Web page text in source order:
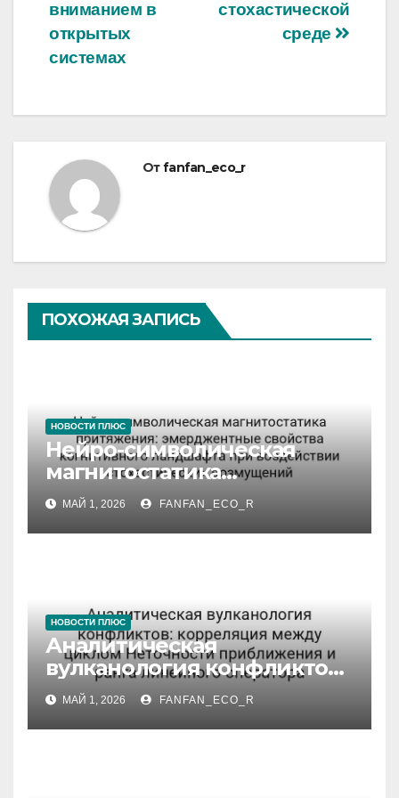
стохастической
среде
вниманием в
открытых
системах
Отfanfan_eco_r
ПОХОЖАЯ ЗАПИСЬ
НОВОСТИ ПЛЮС
Нейро-символическая
магнитостатика
притяжения:
эмерджентные свойства
когнитивного ландшафта
возмущений
МАЙ 1, 2026 FANFAN_ECO_R
НОВОСТИ ПЛЮС
Аналитическая
вулканология конфликтов:
корреляция между циклом
Неточности приближения
и ранга линейного
МАЙ 1, 2026 FANFAN_ECO_R